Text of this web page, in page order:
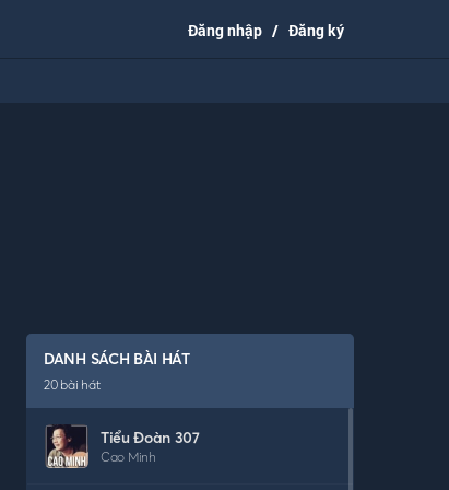
Đăng nhập / Đăng ký
DANH SÁCH BÀI HÁT
20bài hát
Tiểu Đoàn 307
Cao Minh